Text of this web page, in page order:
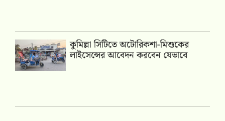
কুমিল্লা সিটিতে অটোরিকশা-মিশুকের
লাইসেন্সের আবেদন করবেন যেভাবে